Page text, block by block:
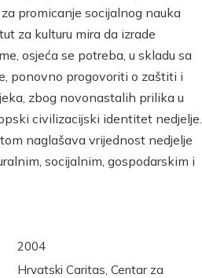
promicanje socijalnog nauka
za kulturu mira da izrade
osjeća se potreba, u skladu sa
ponovno progovoriti o zaštiti i
zbog novonastalih prilika u
civilizacijski identitet nedjelje.
naglašava vrijednost nedjelje
socijalnim, gospodarskim i
2004
Hrvatski Caritas, Centar za